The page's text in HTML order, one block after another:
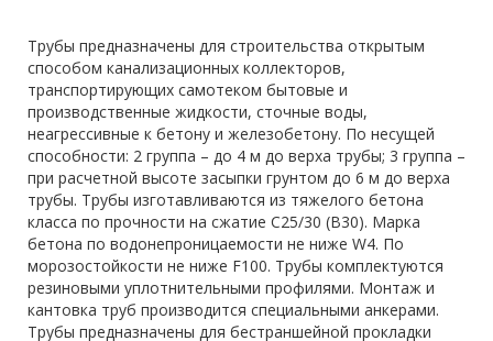
Трубы предназначены для строительства открытым
способом канализационных коллекторов,
транспортирующих самотеком бытовые и
производственные жидкости, сточные воды,
неагрессивные к бетону и железобетону. По несущей
способности: 2 группа – до 4 м до верха трубы; 3 группа –
при расчетной высоте засыпки грунтом до 6 м до верха
трубы. Трубы изготавливаются из тяжелого бетона
класса по прочности на сжатие С25/30 (В30). Марка
бетона по водонепроницаемости не ниже W4. По
морозостойкости не ниже F100. Трубы комплектуются
резиновыми уплотнительными профилями. Монтаж и
кантовка труб производится специальными анкерами.
Трубы предназначены для бестраншейной прокладки